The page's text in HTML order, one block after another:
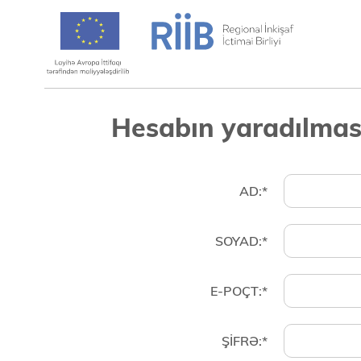
Hesabın
AD:*
SOYAD:*
E-POÇT:*
ŞIFRƏ:*